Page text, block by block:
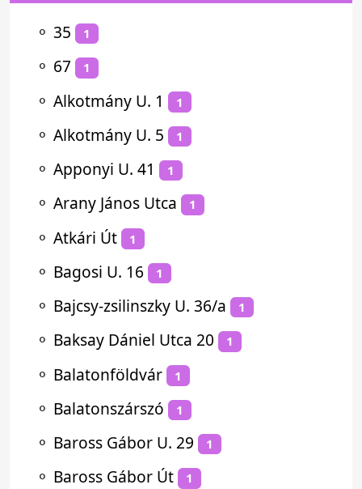
⚬ 35 1
⚬ 67 1
⚬ Alkotmány U. 1 1
⚬ Alkotmány U. 5 1
⚬ Apponyi U. 41 1
⚬ Arany János Utca 1
⚬ Atkári Út 1
⚬ Bagosi U. 16 1
⚬ Bajcsy-zsilinszky U. 36/a 1
⚬ Baksay Dániel Utca 20 1
⚬ Balatonföldvár 1
⚬ Balatonszárszó 1
⚬ Baross Gábor U. 29 1
⚬ Baross Gábor Út 1